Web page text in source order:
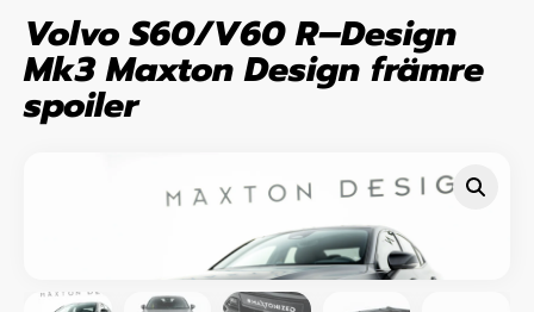
Volvo S60/V60 R–Design
Mk3 Maxton Design främre
spoiler